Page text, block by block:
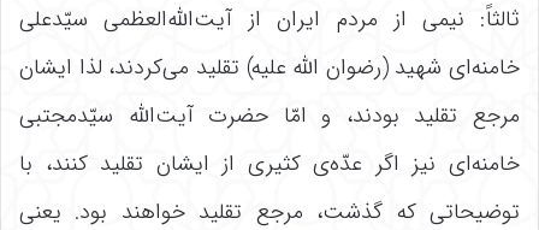
ثالثاً: نیمی از مردم ایران از آیت‌الله‌العظمی سیّدعلی
خامنه‌ای شهید (رضوان الله علیه) تقلید می‌کردند، لذا ایشان
مرجع تقلید بودند، و امّا حضرت آیت‌الله سیّدمجتبی
خامنه‌ای نیز اگر عدّه‌‌ی کثیری از ایشان تقلید کنند، با
توضیحاتی که گذشت، مرجع تقلید خواهند بود. یعنی